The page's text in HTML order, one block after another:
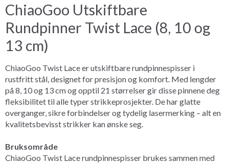
ChiaoGoo Utskiftbare
Rundpinner Twist Lace (8, 10 og
13 cm)
ChiaoGoo Twist Lace er utskiftbare rundpinnespisser i
rustfritt stål, designet for presisjon og komfort. Med lengder
på 8, 10 og 13 cm og opptil 21 størrelser gir disse pinnene deg
fleksibilitet til alle typer strikkeprosjekter. De har glatte
overganger, sikre forbindelser og tydelig lasermerking – alt en
kvalitetsbevisst strikker kan ønske seg.
Bruksområde
ChiaoGoo Twist Lace rundpinnespisser brukes sammen med